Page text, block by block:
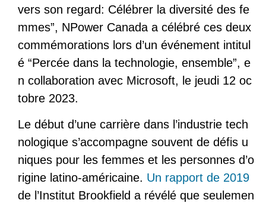
vers son regard: Célébrer la diversité des fe
mmes”, NPower Canada a célébré ces deux
commémorations lors d’un événement intitul
é “Percée dans la technologie, ensemble”, e
n collaboration avec Microsoft, le jeudi 12 oc
tobre 2023.
Le début d’une carrière dans l’industrie tech
nologique s’accompagne souvent de défis u
niques pour les femmes et les personnes d’o
rigine latino-américaine. Un rapport de 2019
de l’Institut Brookfield a révélé que seulemen